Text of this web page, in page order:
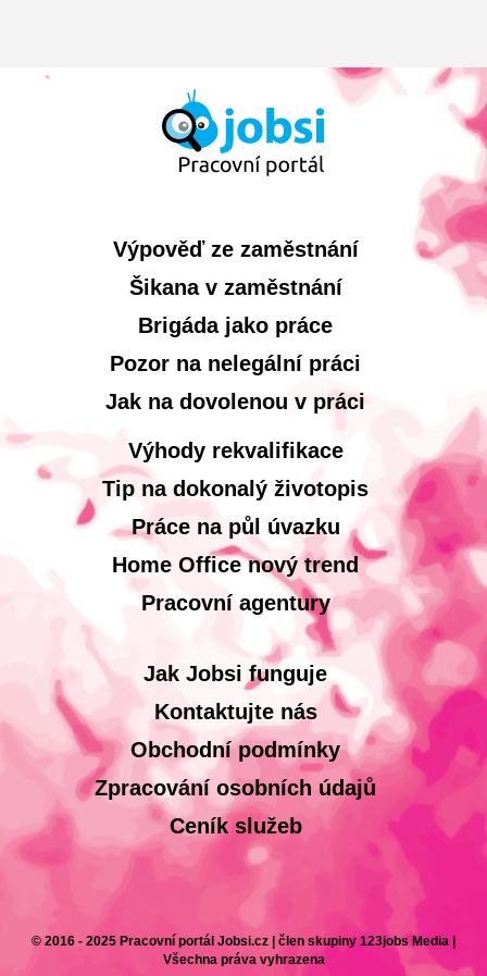
Výpověď ze zaměstnání
Šikana v zaměstnání
Brigáda jako práce
Pozor na nelegální práci
Jak na dovolenou v práci
Výhody rekvalifikace
Tip na dokonalý životopis
Práce na půl úvazku
Home Office nový trend
Pracovní agentury
Jak Jobsi funguje
Kontaktujte nás
Obchodní podmínky
Zpracování osobních údajů
Ceník služeb
© 2016 - 2025 Pracovní portál Jobsi.cz | člen skupiny 123jobs Media |
Všechna práva vyhrazena